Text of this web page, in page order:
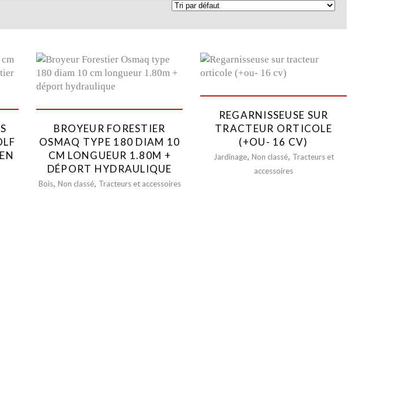
Catégories de produits
Grues
Accessoires pour Grues et Télescopiques
Chariots
Nacelles
Containers
Transport
BROYEUR FORESTIER
OSMAQ TYPE 180 DIAM 10
CM LONGUEUR 1.80M +
DÉPORT HYDRAULIQUE
Bois, Non classé, Tracteurs et accessoires
REGARNISSEUSE SUR
TRACTEUR ORTICOLE
(+OU- 16 CV)
Jardinage, Non classé, Tracteurs et
accessoires